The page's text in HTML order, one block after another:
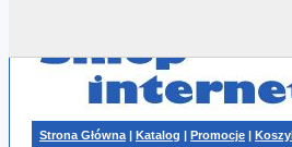
Strona Główna | Katalog | Promocje |